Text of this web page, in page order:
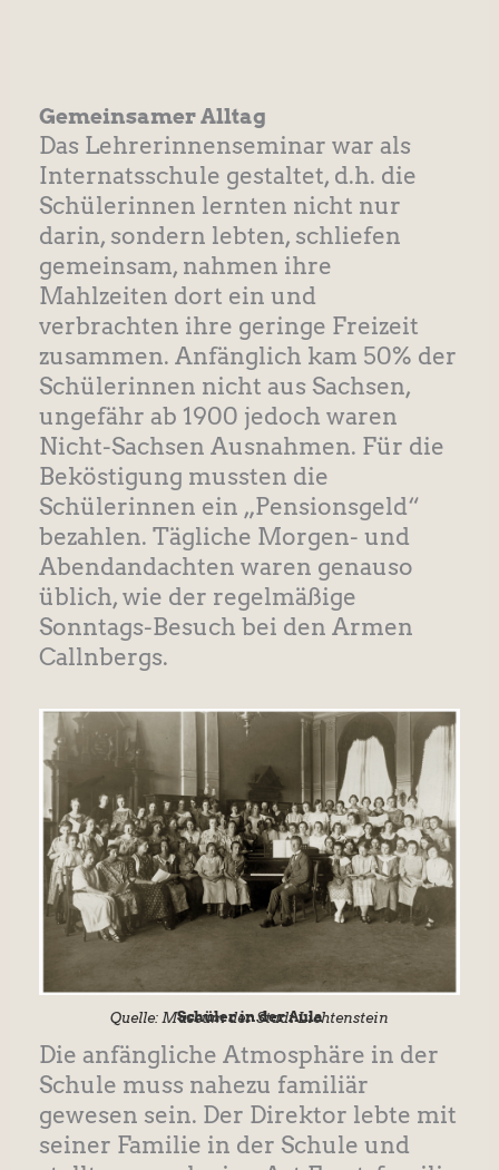
Gemeinsamer Alltag
Das Lehrerinnenseminar war als
Internatsschule gestaltet, d.h. die
Schülerinnen lernten nicht nur
darin, sondern lebten, schliefen
gemeinsam, nahmen ihre
Mahlzeiten dort ein und
verbrachten ihre geringe Freizeit
zusammen. Anfänglich kam 50% der
Schülerinnen nicht aus Sachsen,
ungefähr ab 1900 jedoch waren
Nicht-Sachsen Ausnahmen. Für die
Beköstigung mussten die
Schülerinnen ein „Pensionsgeld“
bezahlen. Tägliche Morgen- und
Abendandachten waren genauso
üblich, wie der regelmäßige
Sonntags-Besuch bei den Armen
Callnbergs.
Schüler in der Aula
Quelle: Museum der Stadt Lichtenstein
Die anfängliche Atmosphäre in der
Schule muss nahezu familiär
gewesen sein. Der Direktor lebte mit
seiner Familie in der Schule und